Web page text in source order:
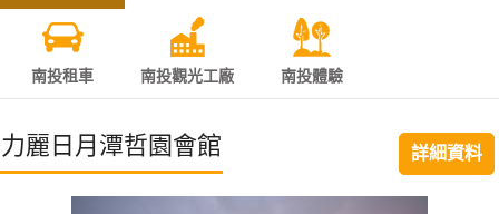
房
直接跟飯店訂房HOT
特
南投租車 南投觀光工廠 南投體驗
力麗日月潭哲園會館 詳細資料